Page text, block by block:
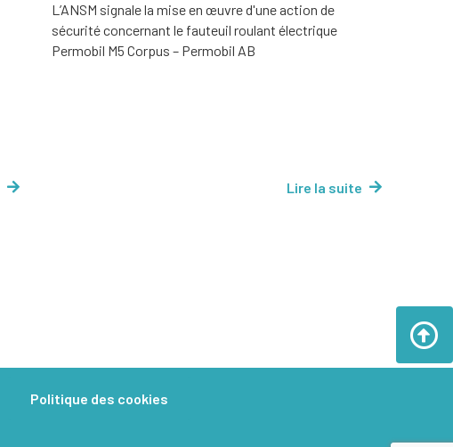
L’ANSM signale la mise en œuvre d'une action de
sécurité concernant le fauteuil roulant électrique
Permobil M5 Corpus – Permobil AB
Lire la suite
Politique des cookies